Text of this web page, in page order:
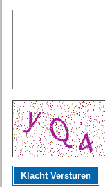
Klacht Versturen